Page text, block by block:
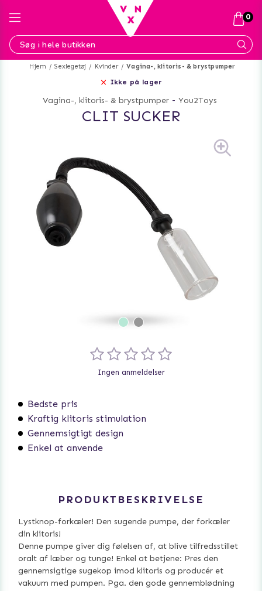
Hjem Sexlegetøj Kvinder Vagina-, klitoris- & brystpumper
Ikke på lager
Vagina-, klitoris- & brystpumper - You2Toys
CLIT SUCKER
Bedste pris
Kraftig klitoris stimulation
Gennemsigtigt design
Enkel at anvende
Ingen anmeldelser
PRODUKTBESKRIVELSE
Lystknop-forkæler! Den sugende pumpe, der forkæler
din klitoris!
Denne pumpe giver dig følelsen af, at blive tilfredsstillet
oralt af læber og tunge! Enkel at betjene: Pres den
gennemsigtige sugekop imod klitoris og producér et
vakuum med pumpen. Pga. den gode gennemblødning
0